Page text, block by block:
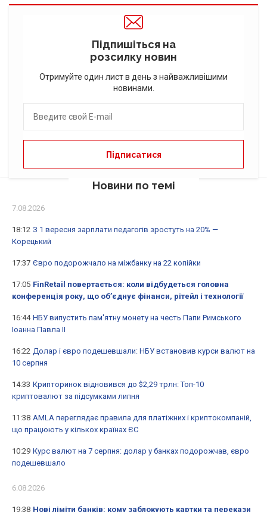
Підпишіться на
розсилку новин
Отримуйте один лист в день з найважливішими
новинами.
Новини по темі
7.08.2026
18:12 З 1 вересня зарплати педагогів зростуть на 20% —
Корецький
17:37 Євро подорожчало на міжбанку на 22 копійки
17:05 FinRetail повертається: коли відбудеться головна
конференція року, що об’єднує фінанси, рітейл і технології
16:44 НБУ випустить пам'ятну монету на честь Папи Римського
Іоанна Павла II
16:22 Долар і євро подешевшали: НБУ встановив курси валют на
10 серпня
14:33 Крипторинок відновився до $2,29 трлн: Топ-10
криптовалют за підсумками липня
11:38 AMLA переглядає правила для платіжних і криптокомпаній,
що працюють у кількох країнах ЄС
10:29 Курс валют на 7 серпня: долар у банках подорожчав, євро
подешевшало
6.08.2026
19:38 Нові ліміти банків: кому заблокують картки та перекази